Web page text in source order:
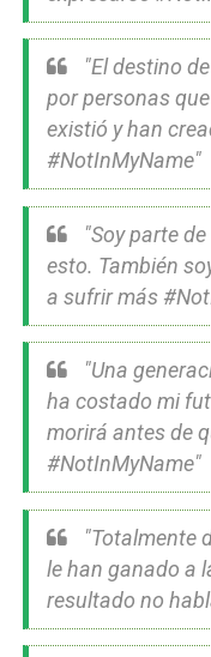
"El destino
por personas
existió y han
#NotInMyName"
"Soy parte
esto. También
a sufrir más
"Una
ha costado mi
morirá antes de
#NotInMyName"
"Totalmente
le han ganado a
resultado no